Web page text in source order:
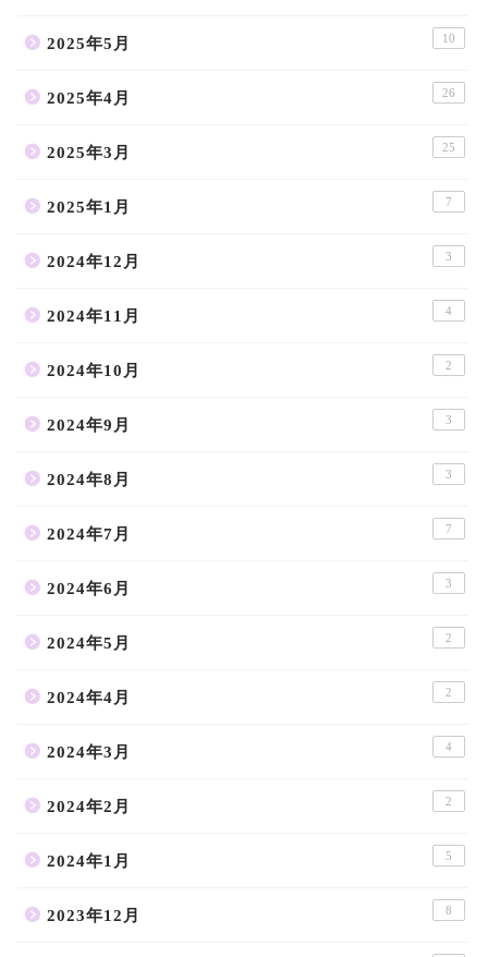
2025年5月 10
2025年4月 26
2025年3月 25
2025年1月 7
2024年12月 3
2024年11月 4
2024年10月 2
2024年9月 3
2024年8月 3
2024年7月 7
2024年6月 3
2024年5月 2
2024年4月 2
2024年3月 4
2024年2月 2
2024年1月 5
2023年12月 8